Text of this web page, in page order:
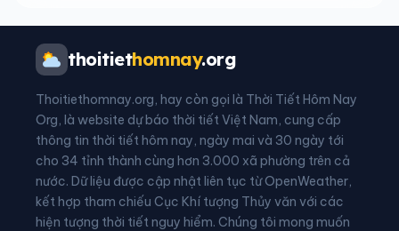
Xã Ba Vì
Xã Ba Xa
Xã Bình Minh Xã Bình Sơn
Xã Bờ Y Xã Cà Đam
Xã Đăk Hà Xã Đăk Kôi
Xã Đăk Long Xã Đăk Mar
thoitiethomnay.org
Thoitiethomnay.org, hay còn gọi là Thời Tiết Hôm Nay
Org, là website dự báo thời tiết Việt Nam, cung cấp
thông tin thời tiết hôm nay, ngày mai và 30 ngày tới
cho 34 tỉnh thành cùng hơn 3.000 xã phường trên cả
nước. Dữ liệu được cập nhật liên tục từ OpenWeather,
kết hợp tham chiếu Cục Khí tượng Thủy văn với các
hiện tượng thời tiết nguy hiểm. Chúng tôi mong muốn